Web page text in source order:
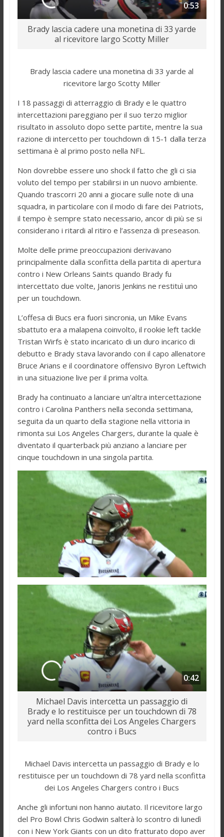
0:53
Brady lascia cadere una monetina di 33 yarde
al ricevitore largo Scotty Miller
Brady lascia cadere una monetina di 33 yarde al
ricevitore largo Scotty Miller
I 18 passaggi di atterraggio di Brady e le quattro
intercettazioni pareggiano per il suo terzo miglior
risultato in assoluto dopo sette partite, mentre la sua
razione di intercetto per touchdown di 15-1 dalla terza
settimana è al primo posto nella NFL.
Non dovrebbe essere uno shock il fatto che gli ci sia
voluto del tempo per stabilirsi in un nuovo ambiente.
Quando trascorri 20 anni a giocare sulle note di una
squadra, in particolare con il modo di fare dei Patriots,
il tempo è sempre stato necessario, ancor di più se si
considerano i ritardi al ritiro e l’assenza di preseason.
Molte delle prime preoccupazioni derivavano
principalmente dalla sconfitta della partita di apertura
contro i New Orleans Saints quando Brady fu
intercettato due volte, Janoris Jenkins ne restituì uno
per un touchdown.
L’offesa di Bucs era fuori sincronia, un Mike Evans
sbattuto era a malapena coinvolto, il rookie left tackle
Tristan Wirfs è stato incaricato di un duro incarico di
debutto e Brady stava lavorando con il capo allenatore
Bruce Arians e il coordinatore offensivo Byron Leftwich
in una situazione live per il prima volta.
Brady ha continuato a lanciare un’altra intercettazione
contro i Carolina Panthers nella seconda settimana,
seguita da un quarto della stagione nella vittoria in
rimonta sui Los Angeles Chargers, durante la quale è
diventato il quarterback più anziano a lanciare per
cinque touchdown in una singola partita.
0:42
Michael Davis intercetta un passaggio di
Brady e lo restituisce per un touchdown di 78
yard nella sconfitta dei Los Angeles Chargers
contro i Bucs
Michael Davis intercetta un passaggio di Brady e lo
restituisce per un touchdown di 78 yard nella sconfitta
dei Los Angeles Chargers contro i Bucs
Anche gli infortuni non hanno aiutato. Il ricevitore largo
del Pro Bowl Chris Godwin salterà lo scontro di lunedì
con i New York Giants con un dito fratturato dopo aver